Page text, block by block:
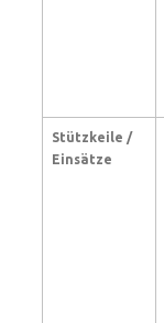
Stützkeile /
Einsätze